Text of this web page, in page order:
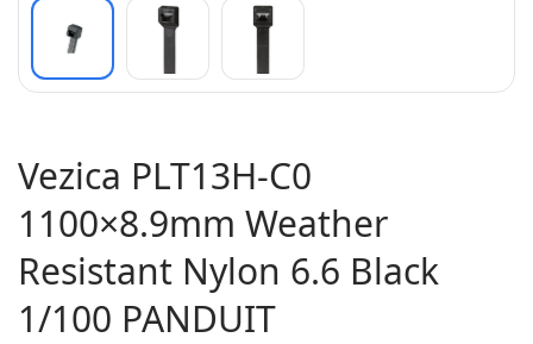
Vezica PLT13H-C0
1100×8.9mm Weather
Resistant Nylon 6.6 Black
1/100 PANDUIT